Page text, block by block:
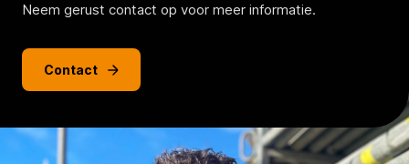
Neem gerust contact op voor meer informatie.
Contact